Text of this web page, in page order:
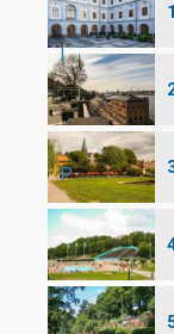
l
P
ro